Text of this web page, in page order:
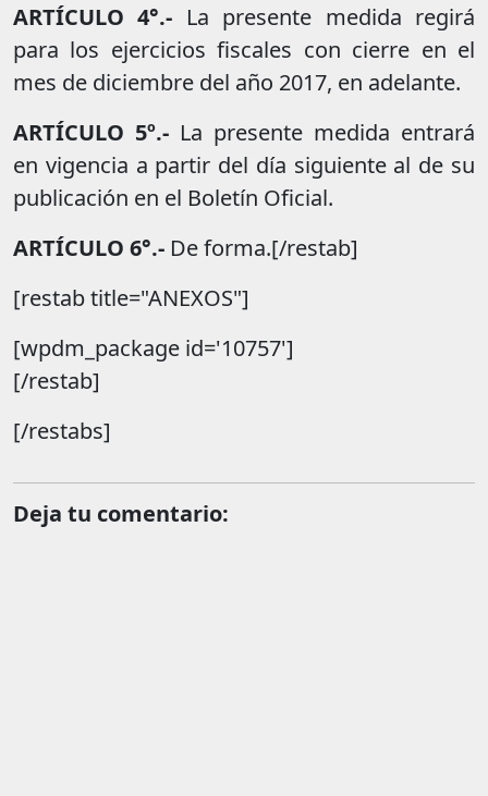
ARTÍCULO 4°.- La presente medida regirá
para los ejercicios fiscales con cierre en el
mes de diciembre del año 2017, en adelante.
ARTÍCULO 5º.- La presente medida entrará
en vigencia a partir del día siguiente al de su
publicación en el Boletín Oficial.
ARTÍCULO 6°.- De forma.[/restab]
[restab title="ANEXOS"]
[wpdm_package id='10757']
[/restab]
[/restabs]
Deja tu comentario: